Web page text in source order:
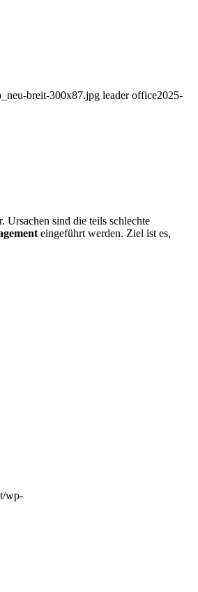
breit-300x87.jpg leader office2025-
Ursachen sind die teils schlechte
eingeführt werden. Ziel ist es,
wp-